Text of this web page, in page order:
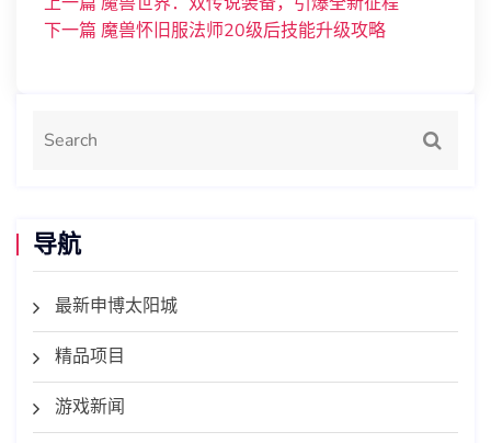
下一篇 魔兽怀旧服法师20级后技能升级攻略
导航
最新申博太阳城
精品项目
游戏新闻